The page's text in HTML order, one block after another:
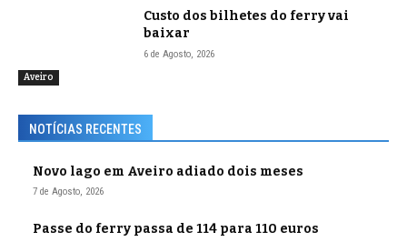
Aveiro
Custo dos bilhetes do ferry vai
baixar
6 de Agosto, 2026
NOTÍCIAS RECENTES
Novo lago em Aveiro adiado dois meses
7 de Agosto, 2026
Passe do ferry passa de 114 para 110 euros